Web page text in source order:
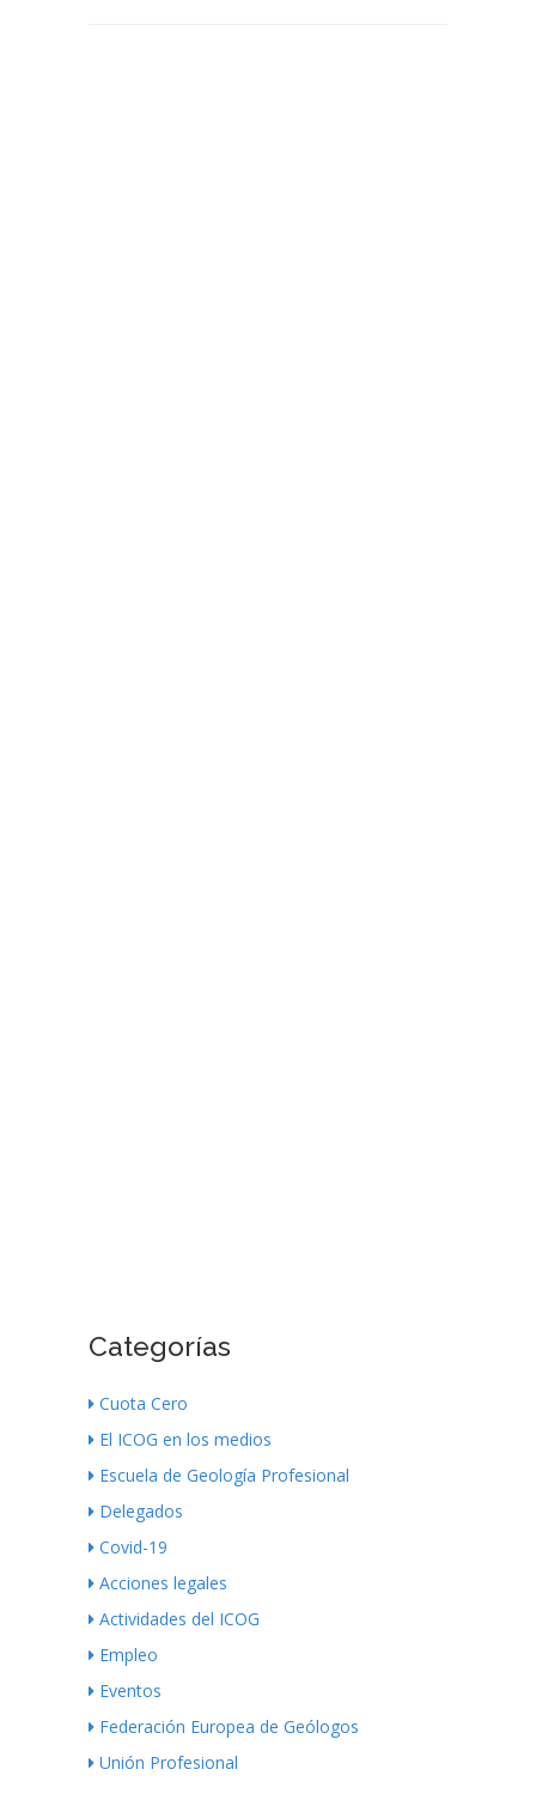
Categorías
Cuota Cero
El ICOG en los medios
Escuela de Geología Profesional
Delegados
Covid-19
Acciones legales
Actividades del ICOG
Empleo
Eventos
Federación Europea de Geólogos
Unión Profesional